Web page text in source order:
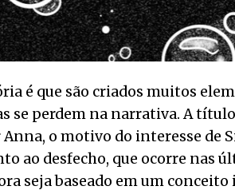
é que são criados muitos
se perdem na narrativa. A
o motivo do interesse de
ao desfecho, que ocorre nas
seja baseado em um